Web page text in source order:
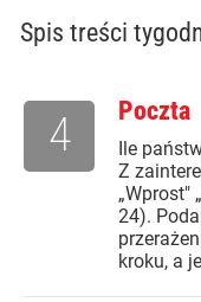
Spis treści
Poczta
Ile
Z
„Wprost"
24).
kroku, a
4